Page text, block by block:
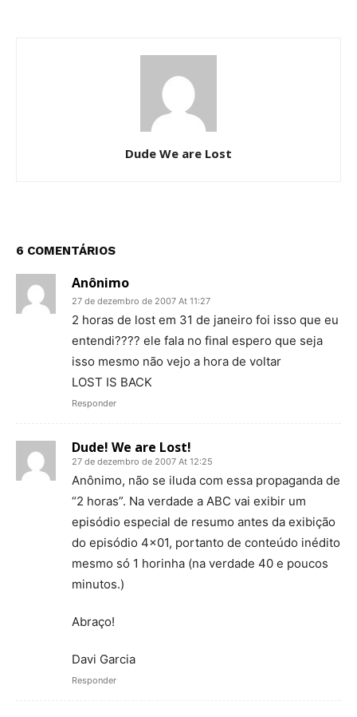
Dude We are Lost
6 COMENTÁRIOS
Anônimo
27 de dezembro de 2007 At 11:27
2 horas de lost em 31 de janeiro foi isso que eu
entendi???? ele fala no final espero que seja
isso mesmo não vejo a hora de voltar
LOST IS BACK
Responder
Dude! We are Lost!
27 de dezembro de 2007 At 12:25
Anônimo, não se iluda com essa propaganda de
“2 horas”. Na verdade a ABC vai exibir um
episódio especial de resumo antes da exibição
do episódio 4×01, portanto de conteúdo inédito
mesmo só 1 horinha (na verdade 40 e poucos
minutos.)
Abraço!
Davi Garcia
Responder